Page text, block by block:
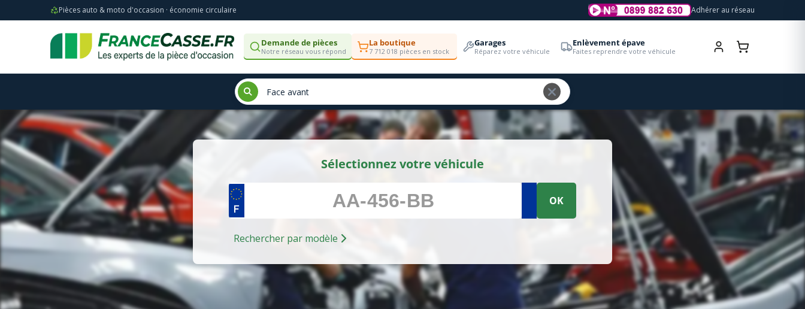
Pièces auto & moto d'occasion · économie circulaire Adhérer au réseau
Demande de pièces
Notre réseau vous répond
La boutique
7 712 018 pièces en stock
Garages
Réparez votre véhicule
Enlèvement épave
Faites reprendre votre véhicule
Sélectionnez votre véhicule
OK
Rechercher par modèle